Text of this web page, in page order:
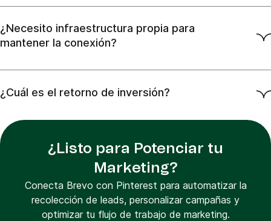
¿Necesito infraestructura propia para
mantener la conexión?
¿Cuál es el retorno de inversión?
¿Listo para Potenciar tu
Marketing?
Conecta Brevo con Pinterest para automatizar la
recolección de leads, personalizar campañas y
optimizar tu flujo de trabajo de marketing.